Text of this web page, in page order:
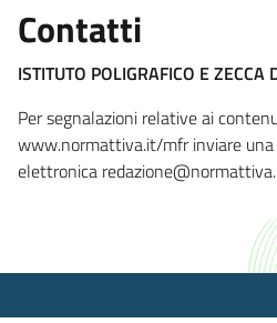
Contatti
ISTITUTO POLIGRAFICO E ZECCA
Per segnalazioni relative ai
www.normattiva.it/mfr inviare
elettronica